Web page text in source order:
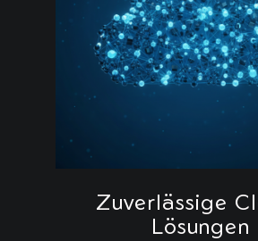
Zuverlässige
Lösungen